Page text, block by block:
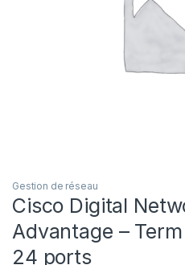
Gestion de réseau
Cisco Digital
Advantage –
24 ports